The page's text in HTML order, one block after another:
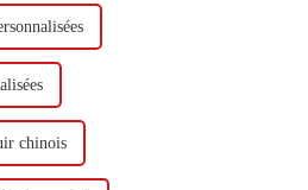
chinois